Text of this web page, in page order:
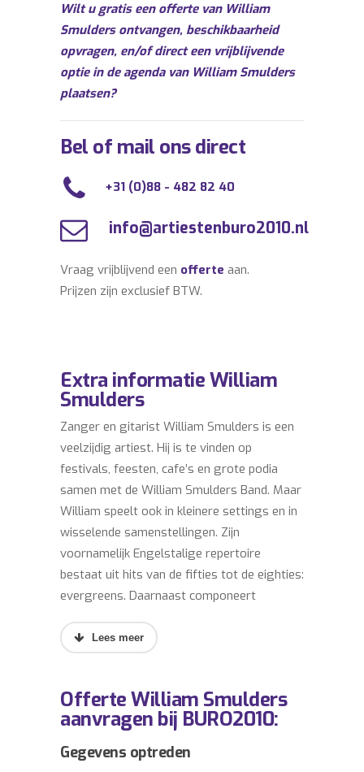
Wilt u gratis een offerte van William
Smulders ontvangen, beschikbaarheid
opvragen, en/of direct een vrijblijvende
optie in de agenda van William Smulders
plaatsen?
Bel of mail ons direct
+31 (0)88 - 482 82 40
info@artiestenburo2010.nl
Vraag vrijblijvend een offerte aan.
Prijzen zijn exclusief BTW.
Extra informatie William
Smulders
Zanger en gitarist William Smulders is een
veelzijdig artiest. Hij is te vinden op
festivals, feesten, cafe’s en grote podia
samen met de William Smulders Band. Maar
William speelt ook in kleinere settings en in
wisselende samenstellingen. Zijn
voornamelijk Engelstalige repertoire
bestaat uit hits van de fifties tot de eighties:
evergreens. Daarnaast componeert
onder meer singles uit als ‘The whisky
William Smulders boeken? Informeer
vrijblijvend naar de boekingsmogelijkheden
van William Smulders.
Offerte William Smulders
aanvragen bij BURO2010:
Gegevens optreden